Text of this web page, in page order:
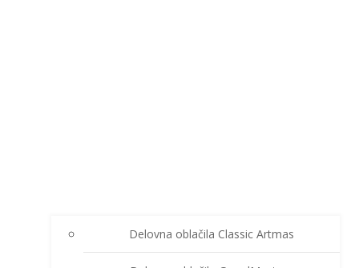
Delovna oblačila Classic Artmas